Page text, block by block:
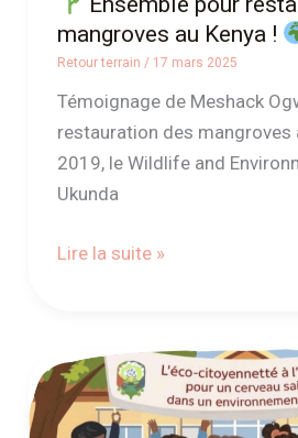
mangroves au Kenya !
Retour terrain / 17 mars 2025
Témoignage de Meshack
restauration des mangroves
2019, le Wildlife and
Ukunda
Lire la suite »
Lancement
du
Programme